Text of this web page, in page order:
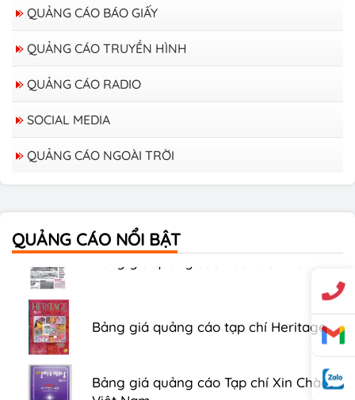
QUẢNG CÁO BÁO GIẤY
QUẢNG CÁO TRUYỀN HÌNH
QUẢNG CÁO RADIO
SOCIAL MEDIA
QUẢNG CÁO NGOÀI TRỜI
QUẢNG CÁO NỔI BẬT
Bảng giá quảng cáo trên xe Bus
Bảng giá quảng cáo Báo Tuổi Trẻ
Bảng giá quảng cáo tạp chí Heritage
Bảng giá quảng cáo Tạp chí Xin Chào
Việt Nam